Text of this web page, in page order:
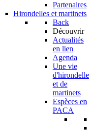
Partenaires
Hirondelles et martinets
Back
Découvrir
Actualités
en lien
Agenda
Une vie
d'hirondelle
et de
martinets
Espèces en
PACA